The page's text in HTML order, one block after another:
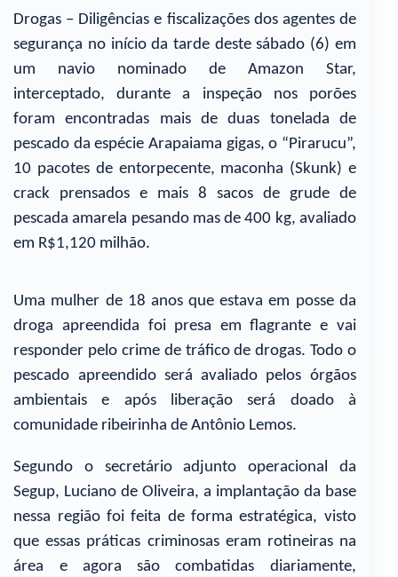
Drogas – Diligências e fiscalizações dos agentes de
segurança no início da tarde deste sábado (6) em
um navio nominado de Amazon Star,
interceptado, durante a inspeção nos porões
foram encontradas mais de duas tonelada de
pescado da espécie Arapaiama gigas, o “Pirarucu”,
10 pacotes de entorpecente, maconha (Skunk) e
crack prensados e mais 8 sacos de grude de
pescada amarela pesando mas de 400 kg, avaliado
em R$1,120 milhão.
Uma mulher de 18 anos que estava em posse da
droga apreendida foi presa em flagrante e vai
responder pelo crime de tráfico de drogas. Todo o
pescado apreendido será avaliado pelos órgãos
ambientais e após liberação será doado à
comunidade ribeirinha de Antônio Lemos.
Segundo o secretário adjunto operacional da
Segup, Luciano de Oliveira, a implantação da base
nessa região foi feita de forma estratégica, visto
que essas práticas criminosas eram rotineiras na
área e agora são combatidas diariamente,